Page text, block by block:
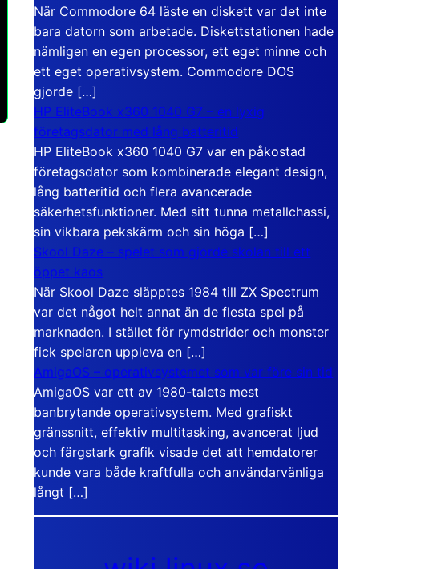
När Commodore 64 läste en diskett var det inte
bara datorn som arbetade. Diskettstationen hade
nämligen en egen processor, ett eget minne och
ett eget operativsystem. Commodore DOS
gjorde […]
HP EliteBook x360 1040 G7 – en lyxig
företagsdator med lång batteritid
HP EliteBook x360 1040 G7 var en påkostad
företagsdator som kombinerade elegant design,
lång batteritid och flera avancerade
säkerhetsfunktioner. Med sitt tunna metallchassi,
sin vikbara pekskärm och sin höga […]
Skool Daze – spelet som gjorde skolan till ett
öppet kaos
När Skool Daze släpptes 1984 till ZX Spectrum
var det något helt annat än de flesta spel på
marknaden. I stället för rymdstrider och monster
fick spelaren uppleva en […]
AmigaOS – operativsystemet som var före sin tid
AmigaOS var ett av 1980-talets mest
banbrytande operativsystem. Med grafiskt
gränssnitt, effektiv multitasking, avancerat ljud
och färgstark grafik visade det att hemdatorer
kunde vara både kraftfulla och användarvänliga
långt […]